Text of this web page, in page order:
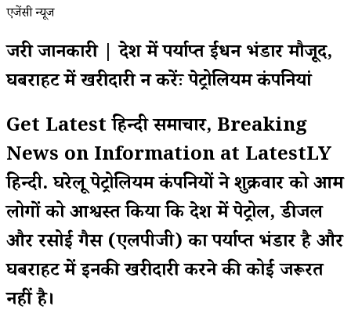
एजेंसी न्यूज
जरुरी जानकारी | देश में पर्याप्त ईंधन भंडार मौजूद,
घबराहट में खरीदारी न करेंः पेट्रोलियम कंपनियां
Get Latest हिन्दी समाचार, Breaking
News on Information at LatestLY
हिन्दी. घरेलू पेट्रोलियम कंपनियों ने शुक्रवार को आम
लोगों को आश्वस्त किया कि देश में पेट्रोल, डीजल
और रसोई गैस (एलपीजी) का पर्याप्त भंडार है और
घबराहट में इनकी खरीदारी करने की कोई जरूरत
नहीं है।